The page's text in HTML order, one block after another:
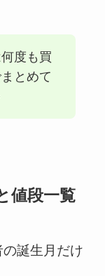
度も買
とめて
値段一覧
誕生月だけ